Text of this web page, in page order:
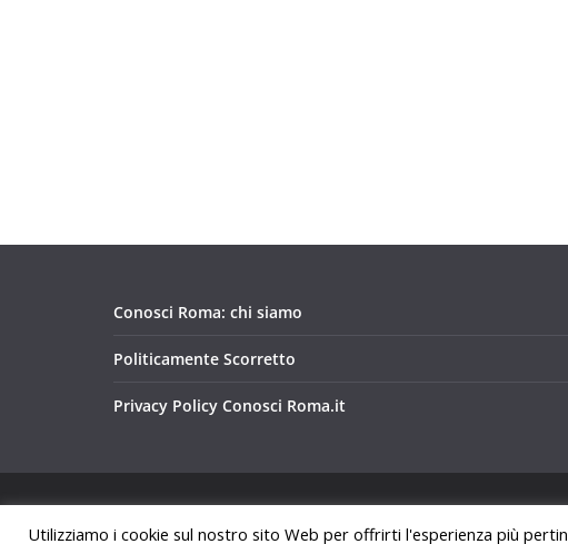
Conosci Roma: chi siamo
Politicamente Scorretto
Privacy Policy Conosci Roma.it
Utilizziamo i cookie sul nostro sito Web per offrirti l'esperienza più